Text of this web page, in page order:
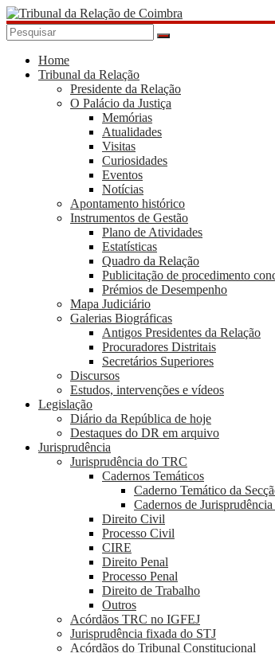
Skip
to
content
Tribunal
Relação
Home
Tribunal da Relação
Presidente da Relação
O Palácio da Justiça
Memórias
Atualidades
Visitas
Curiosidades
Eventos
Notícias
Apontamento histórico
Instrumentos de Gestão
Plano de Atividades
Estatísticas
Quadro da Relação
Publicitação de procedimento
Prémios de Desempenho
Mapa Judiciário
Galerias Biográficas
Antigos Presidentes da Relação
Procuradores Distritais
Secretários Superiores
Discursos
Estudos, intervenções e vídeos
Legislação
Diário da República de hoje
Destaques do DR em arquivo
Jurisprudência
Jurisprudência do TRC
Cadernos Temáticos
Caderno Temático da
Cadernos de
Direito Civil
Processo Civil
CIRE
Direito Penal
Processo Penal
Direito de Trabalho
Outros
Acórdãos TRC no IGFEJ
Jurisprudência fixada do STJ
Acórdãos do Tribunal Constitucional